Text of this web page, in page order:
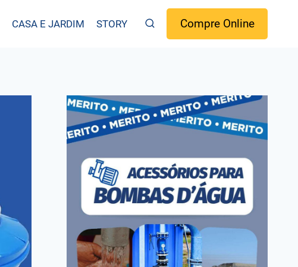
CASA E JARDIM STORY Compre Online